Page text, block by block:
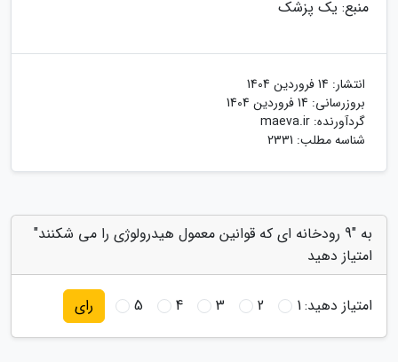
منبع: یک پزشک
انتشار: 14 فروردین 1404
بروزرسانی: 14 فروردین 1404
گردآورنده: maeva.ir
شناسه مطلب: 2331
به "9 رودخانه ای که قوانین معمول هیدرولوژی را می شکنند"
امتیاز دهید
امتیاز دهید:1
2
3
4
5 رای